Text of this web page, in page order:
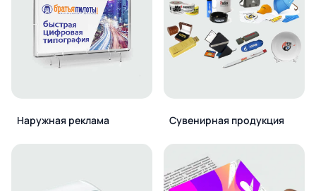
Наружная реклама Сувенирная продукция